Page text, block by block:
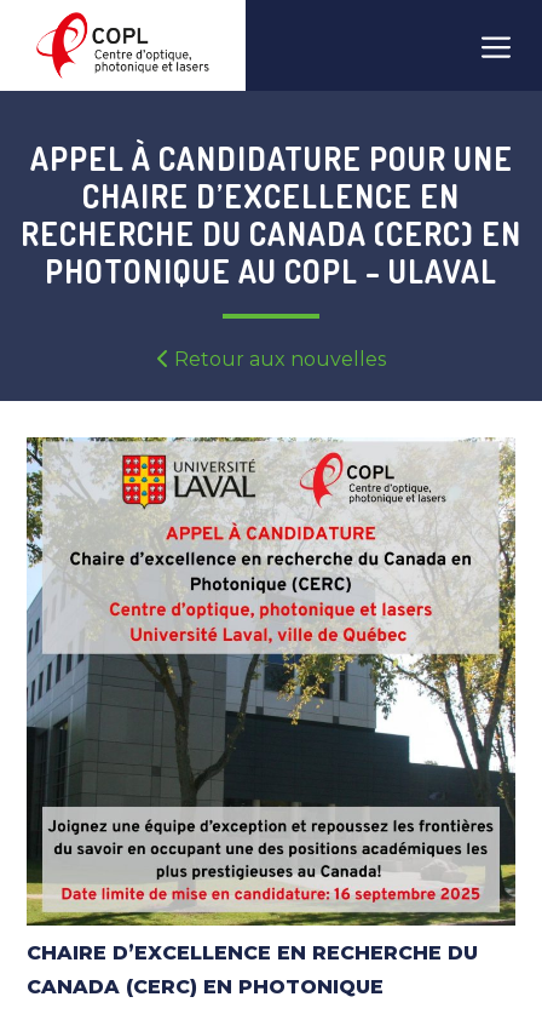
contenu
APPEL À CANDIDATURE POUR UNE
CHAIRE D’EXCELLENCE EN
RECHERCHE DU CANADA (CERC) EN
PHOTONIQUE AU COPL – ULAVAL
Retour aux nouvelles
CHAIRE D’EXCELLENCE EN RECHERCHE DU
CANADA (CERC) EN PHOTONIQUE